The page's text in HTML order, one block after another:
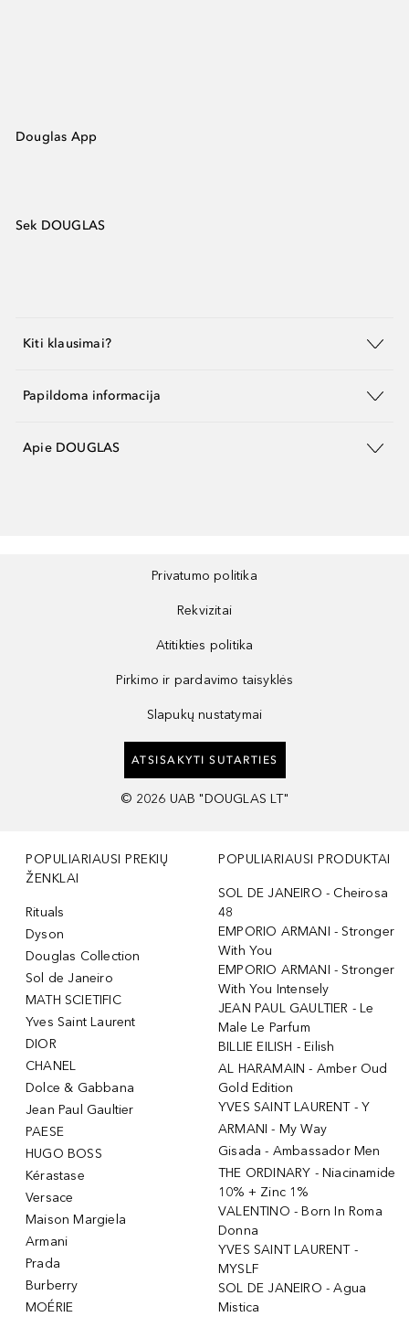
Douglas App
Sek DOUGLAS
Kiti klausimai?
Papildoma informacija
Apie DOUGLAS
Privatumo politika
Rekvizitai
Atitikties politika
Pirkimo ir pardavimo taisyklės
Slapukų nustatymai
ATSISAKYTI SUTARTIES
© 2026 UAB "DOUGLAS LT"
POPULIARIAUSI PREKIŲ
ŽENKLAI
Rituals
Dyson
Douglas Collection
Sol de Janeiro
MATH SCIETIFIC
Yves Saint Laurent
DIOR
CHANEL
Dolce & Gabbana
Jean Paul Gaultier
PAESE
HUGO BOSS
Kérastase
Versace
Maison Margiela
Armani
Prada
Burberry
MOÉRIE
POPULIARIAUSI PRODUKTAI
SOL DE JANEIRO - Cheirosa
48
EMPORIO ARMANI - Stronger
With You
EMPORIO ARMANI - Stronger
With You Intensely
JEAN PAUL GAULTIER - Le
Male Le Parfum
BILLIE EILISH - Eilish
AL HARAMAIN - Amber Oud
Gold Edition
YVES SAINT LAURENT - Y
ARMANI - My Way
Gisada - Ambassador Men
THE ORDINARY - Niacinamide
10% + Zinc 1%
VALENTINO - Born In Roma
Donna
YVES SAINT LAURENT -
MYSLF
SOL DE JANEIRO - Agua
Mistica